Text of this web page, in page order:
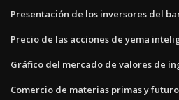
Presentación de los inversores del
Precio de las acciones de yema
Gráfico del mercado de valores de
Comercio de materias primas y